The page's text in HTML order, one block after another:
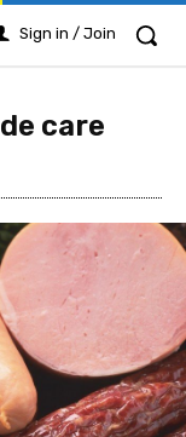
Sign in / Join
care